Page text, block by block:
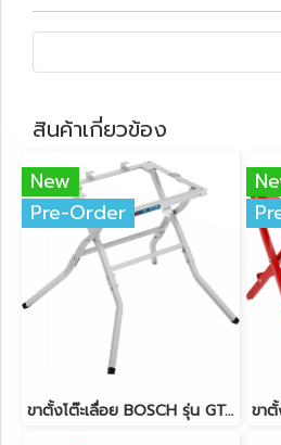
สินค้าเกี่ยวข้อง
New
Pre-Order
ขาตั้งโต๊ะเลื่อย BOSCH รุ่น GTA 600